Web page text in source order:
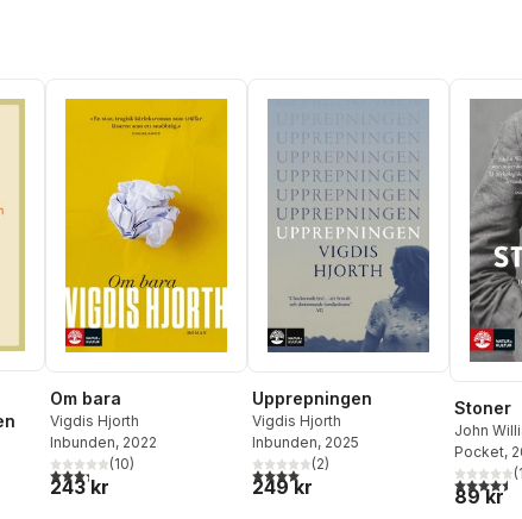
antal röster:
Om bara
Vigdis Hjorth
Inbunden, 2022
3,3utav 5 stjärnor. Totalt antal röster:
(10)
243 kr
Upprepningen
Vigdis Hjorth
Inbunden, 2025
4,0utav 5 stjärnor. Totalt antal röster:
(2)
249 kr
Stoner
John
Pocket,
4,5utav 5(
89 kr